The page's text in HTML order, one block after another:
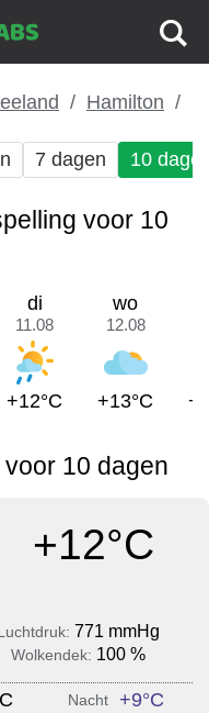
Hamilton
7 dagen 10
voor 10
di
11.08
+12°C
wo
12.08
+13°C
10 dagen
+12°C
771 mmHg
Wolkendek: 100 %
Nacht +9°C